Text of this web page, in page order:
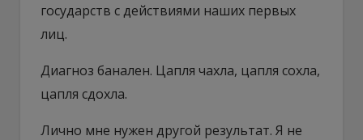
государств с действиями наших первых
лиц.
Диагноз банален. Цапля чахла, цапля сохла,
цапля сдохла.
Лично мне нужен другой результат. Я не